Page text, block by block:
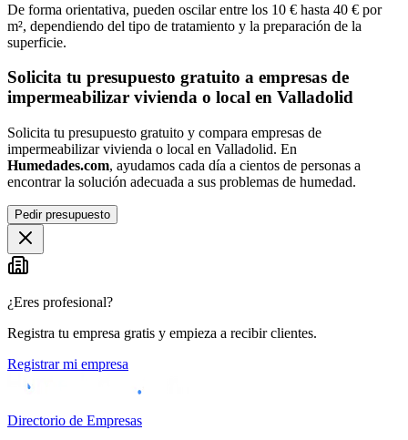
De forma orientativa, pueden oscilar entre los 10 € hasta 40 € por
m², dependiendo del tipo de tratamiento y la preparación de la
superficie.
Solicita tu presupuesto gratuito a empresas de
impermeabilizar vivienda o local en Valladolid
Solicita tu presupuesto gratuito y compara empresas de
impermeabilizar vivienda o local en Valladolid. En
Humedades.com, ayudamos cada día a cientos de personas a
encontrar la solución adecuada a sus problemas de humedad.
Pedir presupuesto
¿Eres profesional?
Registra tu empresa gratis y empieza a recibir clientes.
Registrar mi empresa
Directorio de Empresas